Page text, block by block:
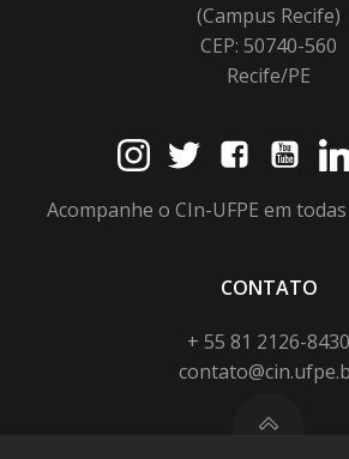
(Campus Recife)
CEP: 50740-560
Recife/PE
Acompanhe o CIn-UFPE em
CONTATO
+ 55 81 2126-8430